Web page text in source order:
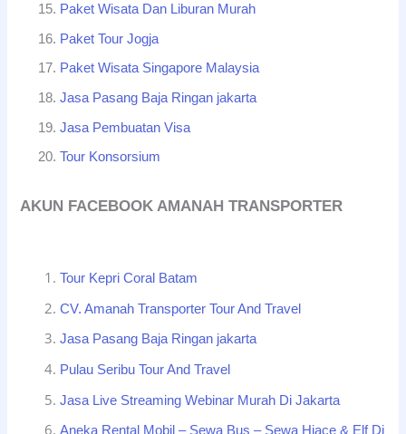
Paket Wisata Dan Liburan Murah
Paket Tour Jogja
Paket Wisata Singapore Malaysia
Jasa Pasang Baja Ringan jakarta
Jasa Pembuatan Visa
Tour Konsorsium
AKUN FACEBOOK AMANAH TRANSPORTER
Tour Kepri Coral Batam
CV. Amanah Transporter Tour And Travel
Jasa Pasang Baja Ringan jakarta
Pulau Seribu Tour And Travel
Jasa Live Streaming Webinar Murah Di Jakarta
Aneka Rental Mobil – Sewa Bus – Sewa Hiace & Elf Di